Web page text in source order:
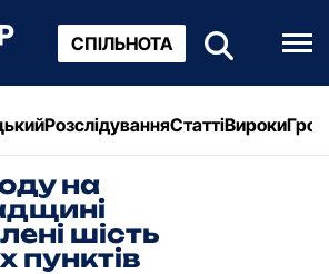
СПІЛЬНОТА
РозслідуванняСтаттіВироки
на
шість
пунктів